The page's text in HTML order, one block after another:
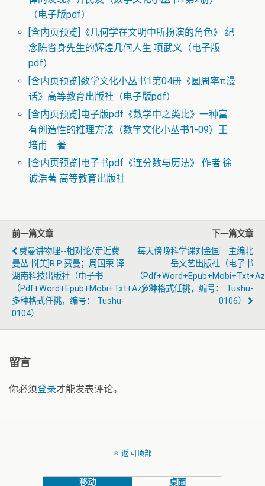
（电子版pdf）
[含内页预览]《几何学在文明中所扮演的角色》 纪
念陈省身先生的辉煌几何人生 项武义（电子版
pdf）
[含内页预览]数学文化小丛书1第04册《圆周率π漫
话》高等教育出版社（电子版pdf）
[含内页预览]电子版pdf《数学中之类比》一种富
有创造性的推理方法（数学文化小丛书1-09）王
培甫 著
[含内页预览]电子书pdf《连分数与历法》 作者:徐
诚浩著 高等教育出版社
前一篇文章
费曼讲物理--相对论/走近费
曼丛书[美]R·P·费曼；周国荣 译
湖南科技出版社（电子书
（pdf+word+epub+mobi+txt+azw3）
多种格式任挑，编号： Tushu-
0104）
下一篇文章
每天傍晚科学课刘金国 主编北
岳文艺出版社（电子书
（
多种格式任挑，编号： Tushu-
0106）
留言
你必须登录才能发表评论。
返回顶部
移动 桌面